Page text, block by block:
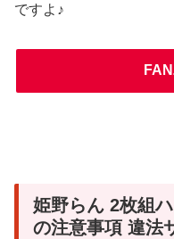
ですよ♪
姫野らん 2枚組
の注意事項 違法